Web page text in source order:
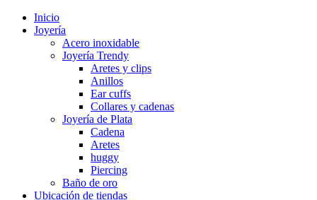
Inicio
Joyería
Acero inoxidable
Joyería Trendy
Aretes y clips
Anillos
Ear cuffs
Collares y cadenas
Joyería de Plata
Cadena
Aretes
huggy
Piercing
Baño de oro
Ubicación de tiendas